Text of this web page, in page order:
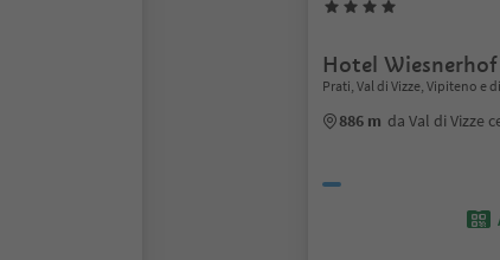
Hotel Wiesnerhof
Prati, Val di Vizze, Vipiteno e
886 m da Val di Vizze